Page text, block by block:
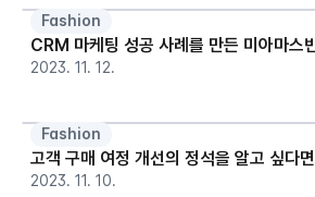
Fashion
CRM 마케팅 성공 사례를 만든 미아마스
2023. 11. 12.
Fashion
고객 구매 여정 개선의 정석을 알고 싶다
2023. 11. 10.